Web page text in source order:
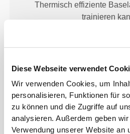
Diese Webseite verwendet
Wir verwenden Cookies, um
personalisieren, Funktionen für
zu können und die Zugriffe auf
analysieren. Außerdem geben
Verwendung unserer Website an
Thermisch effiziente
trainieren
MEHR ALS
FASSEN